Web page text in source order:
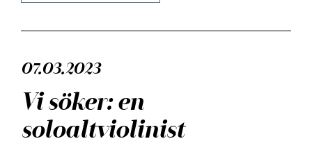
07.03.2023
Vi söker: en
soloaltviolinist